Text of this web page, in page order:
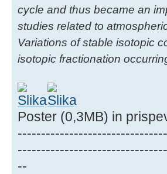
cycle and thus became an
studies related to
Variations of stable isotopic
isotopic fractionation
Poster (0,3MB) in
--